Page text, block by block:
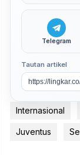
Telegram
Tautan artikel
Internasional
Juventus